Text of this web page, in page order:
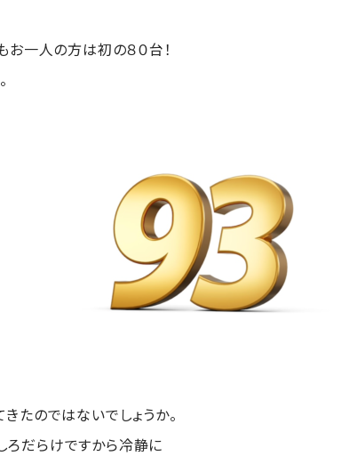
お一人の方は初の８０台！
たのではないでしょうか。
ろだらけですから冷静に